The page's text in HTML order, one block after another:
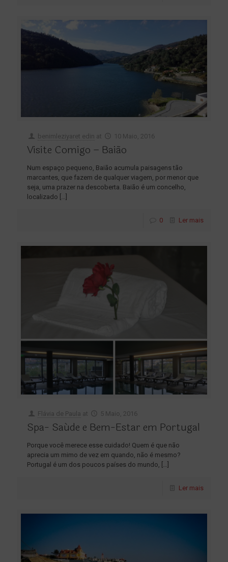
benimleziyaret edin at 10 Maio, 2016
Visite Comigo – Baião
Num espaço pequeno, Baião acumula paisagens tão
marcantes, que fazem de qualquer viagem, por menor que
seja, uma prazer na descoberta. Baião é um concelho,
localizado
0 Ler mais
Flávia de Paula at 5 Maio, 2016
Spa- Saúde e Bem-Estar em Portugal
Porque você merece esse cuidado! Quem é que não
aprecia um mimo de vez em quando, não é mesmo?
Portugal é um dos poucos países do mundo, […]
Ler mais